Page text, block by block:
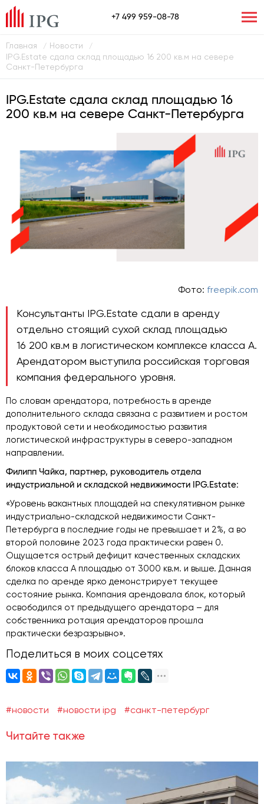
+7 499 959-08-78
Главная / Новости /
IPG.Estate сдала склад площадью 16 200 кв.м на севере
Санкт-Петербурга
IPG.Estate сдала склад площадью 16
200 кв.м на севере Санкт-Петербурга
Фото: freepik.com
Консультанты IPG.Estate сдали в аренду
отдельно стоящий сухой склад площадью
16 200 кв.м в логистическом комплексе класса А.
Арендатором выступила российская торговая
компания федерального уровня.
По словам арендатора, потребность в аренде
дополнительного склада связана с развитием и ростом
продуктовой сети и необходимостью развития
логистической инфраструктуры в северо-западном
направлении.
Филипп Чайка, партнер, руководитель отдела
индустриальной и складской недвижимости IPG. Estate:
«Уровень вакантных площадей на спекулятивном рынке
индустриально-складской недвижимости Санкт-
Петербурга в последние годы не превышает и 2%, а во
второй половине 2023 года практически равен 0.
Ощущается острый дефицит качественных складских
блоков класса А площадью от 3000 кв.м. и выше. Данная
сделка по аренде ярко демонстрирует текущее
состояние рынка. Компания арендовала блок, который
освободился от предыдущего арендатора – для
собственника ротация арендаторов прошла
практически безразрывно».
Поделиться в моих соцсетях
#новости #новости ipg #санкт-петербург
Читайте также